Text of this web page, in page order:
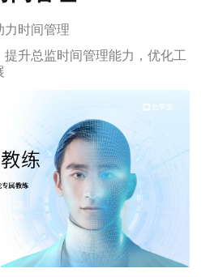
力时间管理
升总监时间管理能力，优化工